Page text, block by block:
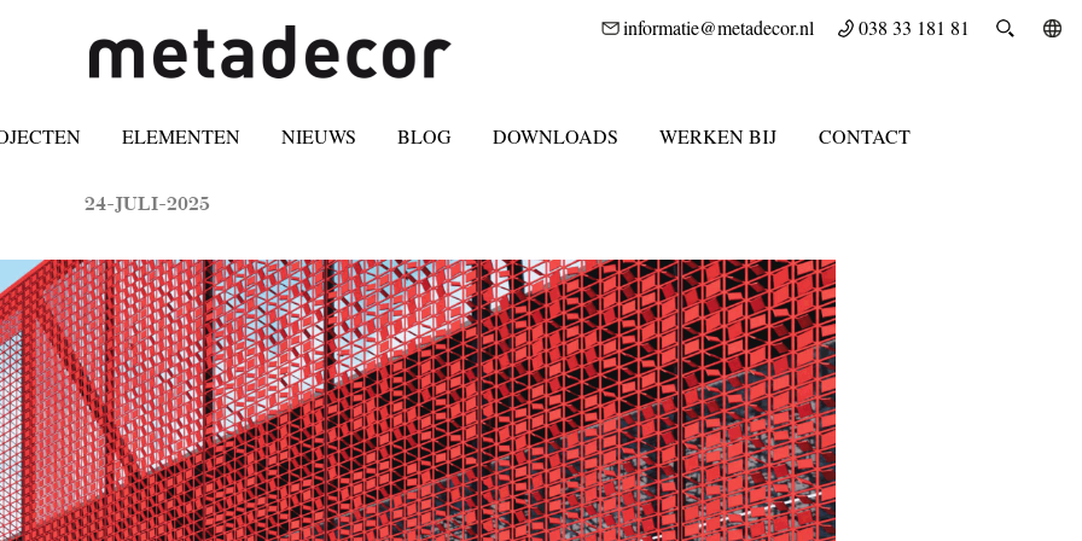
informatie@metadecor.nl 038 33 181 81
ELEMENTEN NIEUWS BLOG DOWNLOADS WERKEN BIJ CONTACT
24-JULI-2025